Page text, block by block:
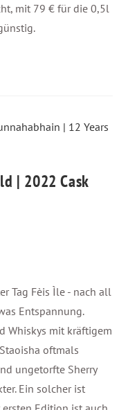
mit 79 € für die 0,5l
| 2022 Cask
Tag Fèis Ìle - nach all
Entspannung.
Whiskys mit kräftigem
oftmals
ungetorfte Sherry
Ein solcher ist